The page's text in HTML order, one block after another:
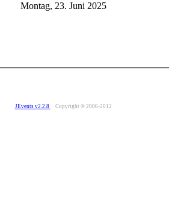
Montag, 23. Juni 2025
JEvents v2.2.8 Copyright © 2006-2012